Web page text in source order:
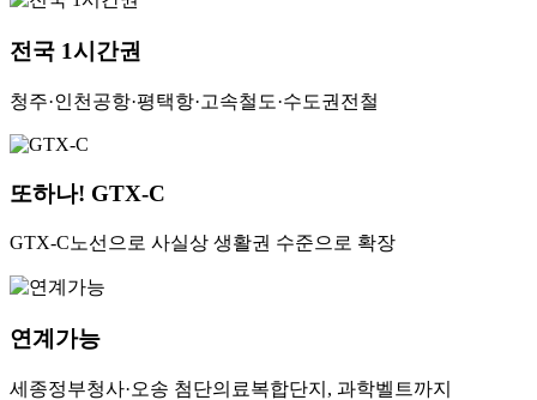
전국 1시간권
청주·인천공항·평택항·고속철도·수도권전철
또하나! GTX-C
GTX-C노선으로 사실상 생활권 수준으로 확장
연계가능
세종정부청사·오송 첨단의료복합단지, 과학벨트까지